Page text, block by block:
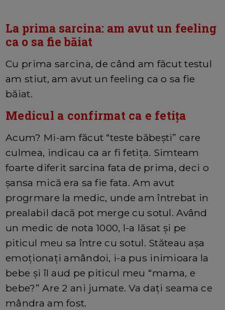
La prima sarcina: am avut un feeling
ca o sa fie băiat
Cu prima sarcina, de când am făcut testul
am stiut, am avut un feeling ca o sa fie
băiat.
Medicul a confirmat ca e fetița
Acum? Mi-am făcut “teste băbești” care
culmea, indicau ca ar fi fetița. Simteam
foarte diferit sarcina fata de prima, deci o
șansa mică era sa fie fata. Am avut
progrmare la medic, unde am întrebat in
prealabil dacă pot merge cu sotul. Având
un medic de nota 1000, l-a lăsat și pe
piticul meu sa între cu sotul. Stăteau așa
emoționați amândoi, i-a pus inimioara la
bebe și îl aud pe piticul meu “mama, e
bebe?” Are 2 ani jumate. Va dați seama ce
mândra am fost.